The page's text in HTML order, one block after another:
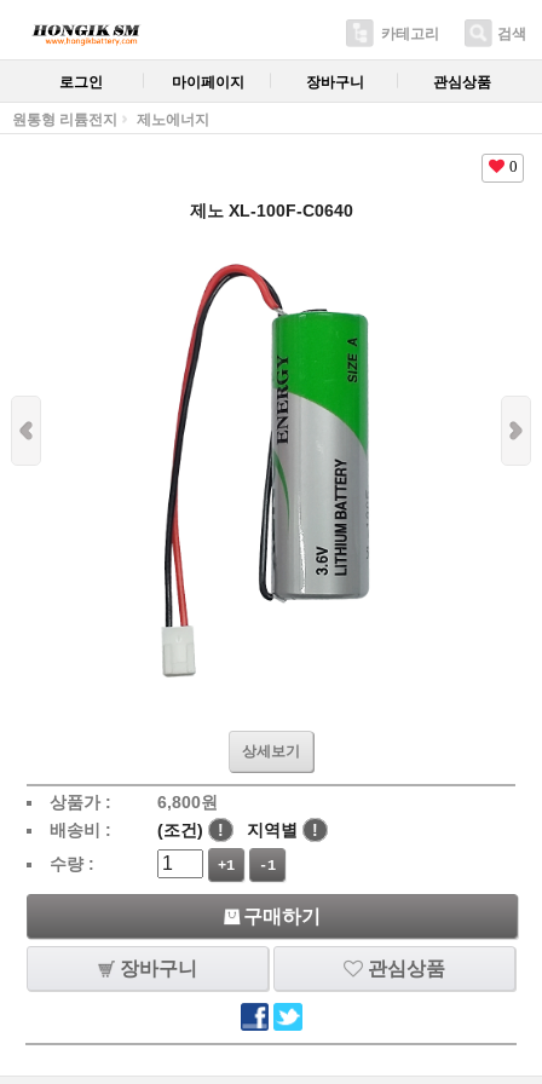
카테고리 검색
로그인 마이페이지 장바구니 관심상품
원통형 리튬전지 제노에너지
0
제노 XL-100F-C0640
상세보기
상품가 : 6,800원
배송비 :
(조건) ! 지역별
!
수량 :
+1 -1
구매하기
장바구니 관심상품